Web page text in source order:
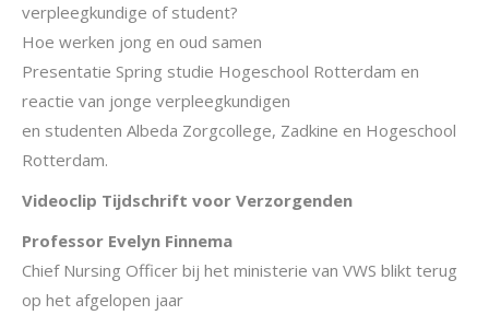
verpleegkundige of student?
Hoe werken jong en oud samen
Presentatie Spring studie Hogeschool Rotterdam en
reactie van jonge verpleegkundigen
en studenten Albeda Zorgcollege, Zadkine en Hogeschool
Rotterdam.
Videoclip Tijdschrift voor Verzorgenden
Professor Evelyn Finnema
Chief Nursing Officer bij het ministerie van VWS blikt terug
op het afgelopen jaar